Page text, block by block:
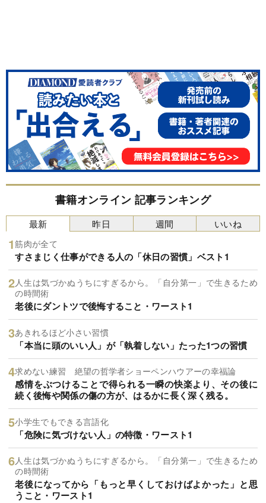
書籍オンライン 記事ランキング
最新
筋肉が全て
すさまじく仕事ができる人の「休日の習慣」ベスト1
人生は気づかぬうちにすぎるから。「自分第一」で生きるため
の時間術
老後にダントツで後悔すること・ワースト1
あきれるほど小さい習慣
「本当に頭のいい人」が「執着しない」たった1つの習慣
求めない練習 絶望の哲学者ショーペンハウアーの幸福論
感情をぶつけることで得られる一瞬の快楽より、その後に
続く後悔や関係の傷の方が、はるかに長く深く残る。
小学生でもできる言語化
「危険に気づけない人」の特徴・ワースト1
人生は気づかぬうちにすぎるから。「自分第一」で生きるため
の時間術
老後になってから「もっと早くしておけばよかった」と思
うこと・ワースト1
昨日 週間 いいね